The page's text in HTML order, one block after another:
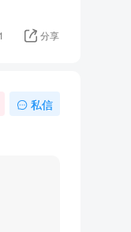
1 分享
私信